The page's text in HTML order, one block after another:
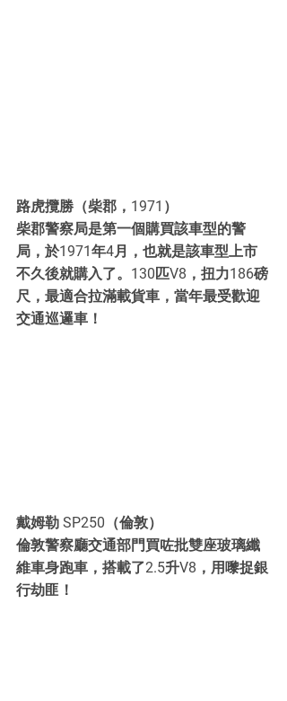
路虎攬勝（柴郡，1971）
柴郡警察局是第一個購買該車型的警
局，於1971年4月，也就是該車型上市
不久後就購入了。130匹V8，扭力186磅
尺，最適合拉滿載貨車，當年最受歡迎
交通巡邏車！
戴姆勒 SP250（倫敦）
倫敦警察廳交通部門買咗批雙座玻璃纖
維車身跑車，搭載了2.5升V8，用嚟捉銀
行劫匪！